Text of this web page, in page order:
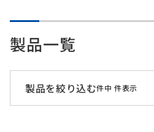
製品一覧
製品を絞り込む件中 件表示